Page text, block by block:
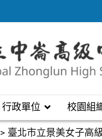
行政單位 校園組
> 臺北市立景美女子高